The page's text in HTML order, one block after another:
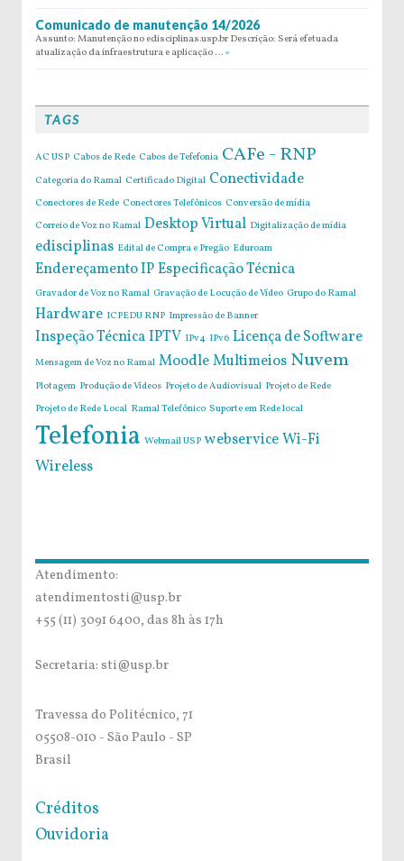
Comunicado de manutenção 14/2026
Assunto: Manutenção no edisciplinas.usp.br Descrição: Será efetuada
atualização da infraestrutura e aplicação … »
TAGS
AC USP Cabos de Rede Cabos de Tefefonia CAFe - RNP
Categoria do Ramal Certificado Digital Conectividade
Conectores de Rede Conectores Telefônicos Conversão de mídia
Correio de Voz no Ramal Desktop Virtual Digitalização de mídia
edisciplinas Edital de Compra e Pregão Eduroam
Endereçamento IPEspecificação Técnica
Gravador de Voz no Ramal Gravação de Locução de Vídeo Grupo do Ramal
Hardware ICPEDU RNP Impressão de Banner
Inspeção TécnicaIPTV IPv4 IPv6 Licença de Software
Mensagem de Voz no Ramal MoodleMultimeios Nuvem
Plotagem Produção de Vídeos Projeto de Audiovisual Projeto de Rede
Projeto de Rede Local Ramal Telefônico Suporte em Rede local
Telefonia Webmail USP webserviceWi-Fi
Wireless
Atendimento:
atendimentosti@usp.br
+55 (11) 3091 6400, das 8h às 17h
Secretaria: sti@usp.br
Travessa do Politécnico, 71
05508-010 - São Paulo - SP
Brasil
Créditos
Ouvidoria